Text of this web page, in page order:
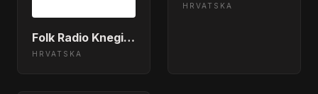
Folk Radio Kneginec
HRVATSKA
HRVATSKA